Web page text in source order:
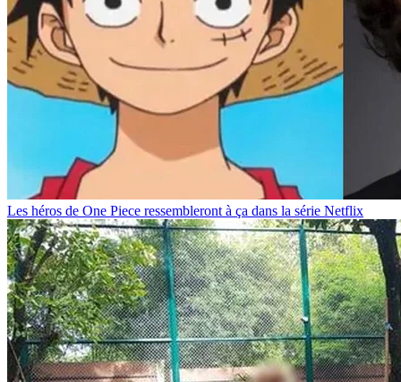
Les héros de One Piece ressembleront à ça dans la série Netflix